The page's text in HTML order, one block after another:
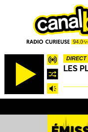
DIRECT
LES